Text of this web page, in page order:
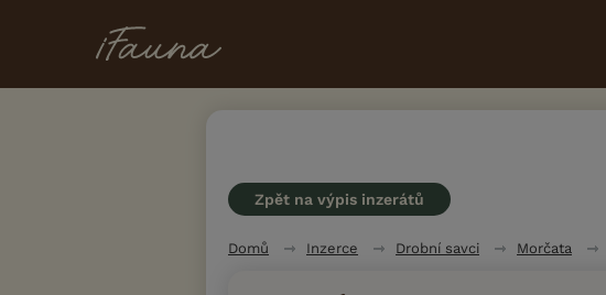
Zpět na výpis inzerátů
Domů Inzerce Drobní savci Morčata